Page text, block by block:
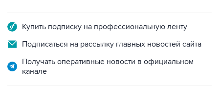
Купить подписку на профессиональную ленту
Подписаться на рассылку главных новостей сайта
Получать оперативные новости в официальном
канале